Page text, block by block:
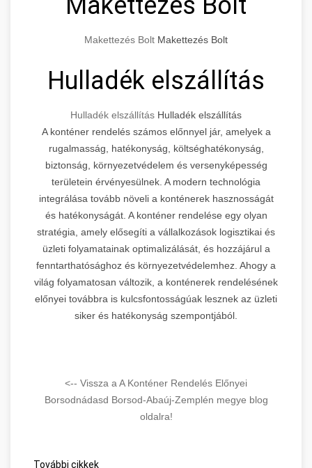
Makettezés Bolt Makettezés Bolt
Hulladék elszállítás
Hulladék elszállítás Hulladék elszállítás
A konténer rendelés számos előnnyel jár, amelyek a
rugalmasság, hatékonyság, költséghatékonyság,
biztonság, környezetvédelem és versenyképesség
területein érvényesülnek. A modern technológia
integrálása tovább növeli a konténerek hasznosságát
és hatékonyságát. A konténer rendelése egy olyan
stratégia, amely elősegíti a vállalkozások logisztikai és
üzleti folyamatainak optimalizálását, és hozzájárul a
fenntarthatósághoz és környezetvédelemhez. Ahogy a
világ folyamatosan változik, a konténerek rendelésének
előnyei továbbra is kulcsfontosságúak lesznek az üzleti
siker és hatékonyság szempontjából.
<-- Vissza a A Konténer Rendelés Előnyei
Borsodnádasd Borsod-Abaúj-Zemplén megye blog
oldalra!
További cikkek